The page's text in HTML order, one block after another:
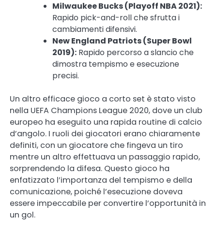
Milwaukee Bucks (Playoff NBA 2021):
Rapido pick-and-roll che sfrutta i
cambiamenti difensivi.
New England Patriots (Super Bowl
2019): Rapido percorso a slancio che
dimostra tempismo e esecuzione
precisi.
Un altro efficace gioco a corto set è stato visto
nella UEFA Champions League 2020, dove un club
europeo ha eseguito una rapida routine di calcio
d’angolo. I ruoli dei giocatori erano chiaramente
definiti, con un giocatore che fingeva un tiro
mentre un altro effettuava un passaggio rapido,
sorprendendo la difesa. Questo gioco ha
enfatizzato l’importanza del tempismo e della
comunicazione, poiché l’esecuzione doveva
essere impeccabile per convertire l’opportunità in
un gol.